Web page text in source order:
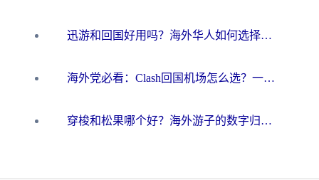
迅游和回国好用吗？海外华人如何选择靠谱的回国加速器
海外党必看：Clash回国机场怎么选？一篇搞定无缝访问国内资源的全攻略
穿梭和松果哪个好？海外游子的数字归乡路，到底该怎么选